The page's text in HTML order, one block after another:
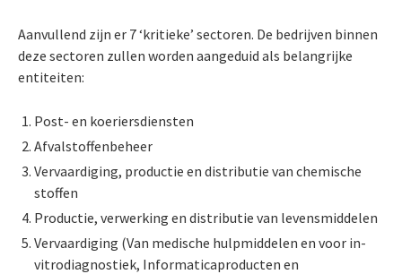
Aanvullend zijn er 7 ‘kritieke’ sectoren. De bedrijven binnen
deze sectoren zullen worden aangeduid als belangrijke
entiteiten:
Post- en koeriersdiensten
Afvalstoffenbeheer
Vervaardiging, productie en distributie van chemische
stoffen
Productie, verwerking en distributie van levensmiddelen
Vervaardiging (Van medische hulpmiddelen en voor in-
vitrodiagnostiek, Informaticaproducten en